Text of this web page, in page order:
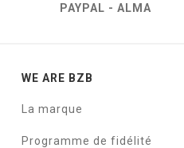
PAYPAL - ALMA
WE ARE BZB
La marque
Programme de fidélité